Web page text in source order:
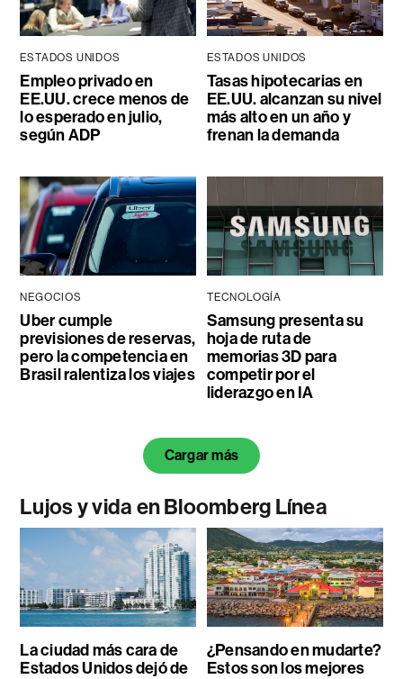
ESTADOS UNIDOS
Empleo privado en
EE.UU. crece menos de
lo esperado en julio,
según ADP
ESTADOS UNIDOS
Tasas hipotecarias en
EE.UU. alcanzan su nivel
más alto en un año y
frenan la demanda
NEGOCIOS
Uber cumple
previsiones de reservas,
pero la competencia en
Brasil ralentiza los viajes
TECNOLOGÍA
Samsung presenta su
hoja de ruta de
memorias 3D para
competir por el
liderazgo en IA
Cargar más
Lujos y vida en Bloomberg Línea
La ciudad más cara de
Estados Unidos dejó de
¿Pensando en mudarte?
Estos son los mejores